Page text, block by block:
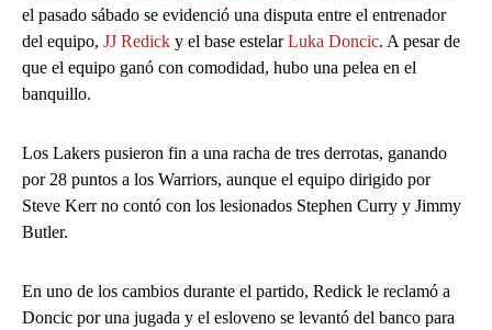
el pasado sábado se evidenció una disputa entre el entrenador
del equipo, JJ Redick y el base estelarLuka Doncic. A pesar de
que el equipo ganó con comodidad, hubo una pelea en el
banquillo.
Los Lakers pusieron fin a una racha de tres derrotas, ganando
por 28 puntos a los Warriors, aunque el equipo dirigido por
Steve Kerr no contó con los lesionados Stephen Curry y Jimmy
Butler.
En uno de los cambios durante el partido, Redick le reclamó a
Doncic por una jugada y el esloveno se levantó del banco para